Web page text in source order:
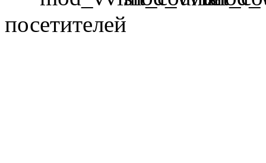
посетителей